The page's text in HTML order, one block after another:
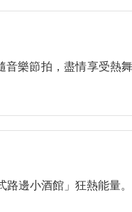
樂節拍，盡情享受熱
邊小酒館」狂熱能量。